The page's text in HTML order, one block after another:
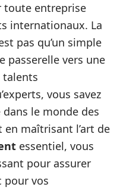
toute entreprise
internationaux. La
pas qu’un simple
passerelle vers une
talents
vous savez
le monde des
maîtrisant l’art de
essentiel, vous
pour assurer
pour vos